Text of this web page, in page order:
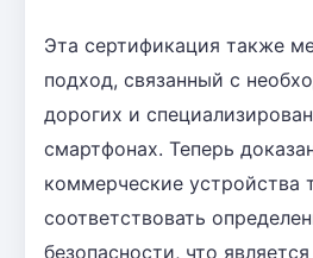
Эта сертификация также
подход, связанный с
дорогих и
смартфонах. Теперь
коммерческие устройства
соответствовать
безопасности, что